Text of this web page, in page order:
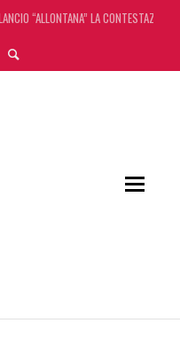
“ALLONTANA” LA CONTESTAZIONE
‘SCUDO’ FISCALE DI 4 ANNI
INRL: DAL 10 AL 24 AGOSTO